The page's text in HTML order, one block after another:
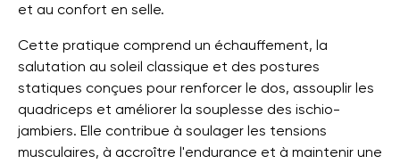
et au confort en selle.
Cette pratique comprend un échauffement, la
salutation au soleil classique et des postures
statiques conçues pour renforcer le dos, assouplir les
quadriceps et améliorer la souplesse des ischio-
jambiers. Elle contribue à soulager les tensions
musculaires, à accroître l'endurance et à maintenir une